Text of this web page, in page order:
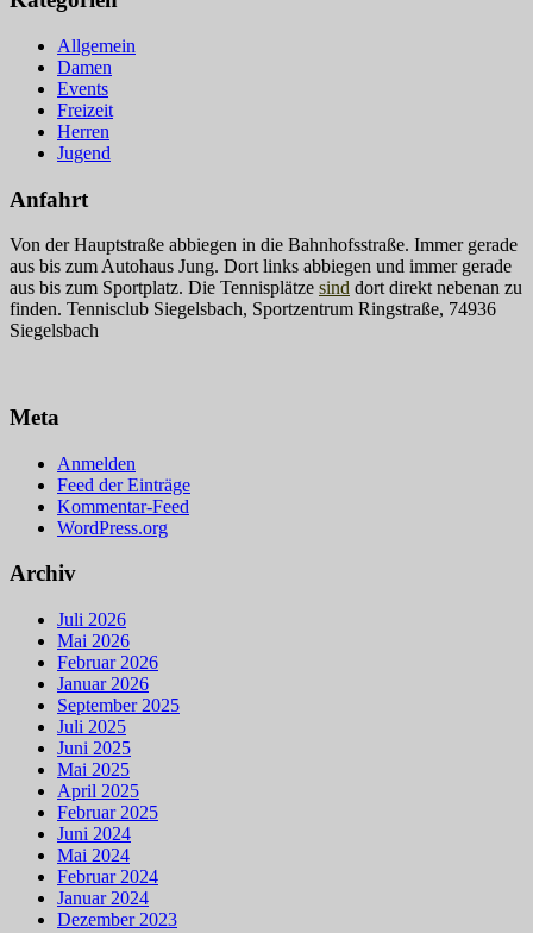
Allgemein
Damen
Events
Freizeit
Herren
Jugend
Anfahrt
Von der Hauptstraße abbiegen in die Bahnhofsstraße. Immer gerade
aus bis zum Autohaus Jung. Dort links abbiegen und immer gerade
aus bis zum Sportplatz. Die Tennisplätze sind dort direkt nebenan zu
finden. Tennisclub Siegelsbach, Sportzentrum Ringstraße, 74936
Siegelsbach
Meta
Anmelden
Feed der Einträge
Kommentar-Feed
WordPress.org
Archiv
Juli 2026
Mai 2026
Februar 2026
Januar 2026
September 2025
Juli 2025
Juni 2025
Mai 2025
April 2025
Februar 2025
Juni 2024
Mai 2024
Februar 2024
Januar 2024
Dezember 2023